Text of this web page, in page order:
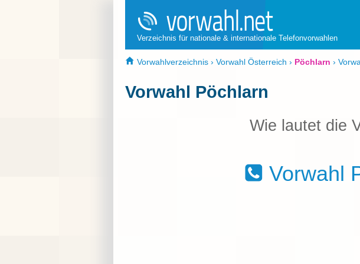
Verzeichnis für nationale & internationale Telefonvorwahlen
Vorwahlverzeichnis › Vorwahl Österreich › Pöchlarn ›
Vorwahl Pöchlarn
Wie lautet die
Vorwahl